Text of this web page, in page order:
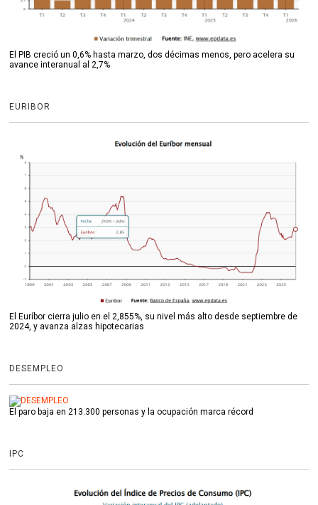
El PIB creció un 0,6% hasta marzo, dos décimas menos, pero acelera su
avance interanual al 2,7%
EURIBOR
El Euríbor cierra julio en el 2,855%, su nivel más alto desde septiembre de
2024, y avanza alzas hipotecarias
DESEMPLEO
El paro baja en 213.300 personas y la ocupación marca récord
IPC